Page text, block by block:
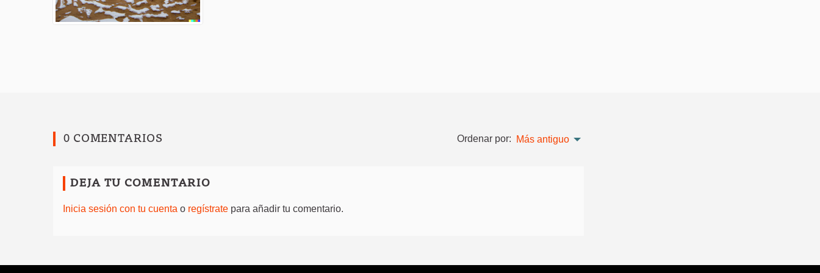
0 COMENTARIOS Ordenar por: Más antiguo
DEJA TU COMENTARIO
Inicia sesión con tu cuenta o regístrate para añadir tu comentario.